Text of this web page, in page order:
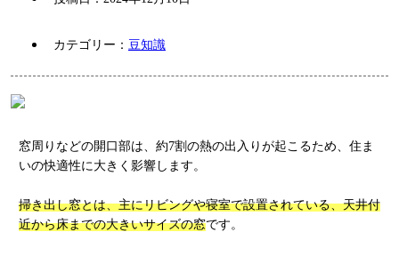
カテゴリー： 豆知識
窓周りなどの開口部は、約7割の熱の出入りが起こるため、住ま
いの快適性に大きく影響します。
掃き出し窓とは、主にリビングや寝室で設置されている、天井付
近から床までの大きいサイズの窓です。